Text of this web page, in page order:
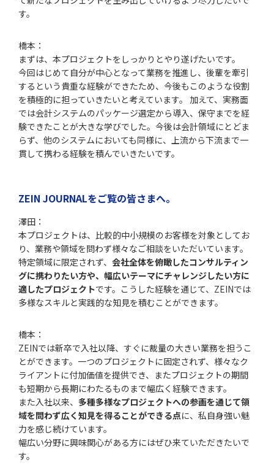
す。
橋本：
まずは、本プロジェクトをしっかりとやり遂げたいです。
今回はじめて自分が中心となって業務を推進し、後輩を牽引
するという貴重な経験ができたため、今後もこのような役割
を積極的に担っていきたいと考えています。 加えて、実務面
では会計システムのパッケージ選定から導入、保守までを経
験できたことが大きな学びでした。今後は会計領域にとどま
らず、他のシステムにおいても同様に、上流から下流まで一
貫して携わる経験を積んでいきたいです。
ZEIN JOURNALをご覧の皆さまへ。
澤田：
本プロジェクトは、比較的中小規模のお客様を対象としてお
り、業務や領域を問わず様々なご相談をいただいています。
特定領域に限定されず、 会社全体を俯瞰したコンサルティン
グに携わりたい方や、幅広いテーマにチャレンジしたい方に
適したプロジェクトです。こうした経験を通じて、ZEINでは
多様なスキルと実践的な知見を積むことができます。
橋本：
ZEINでは新卒で入社以降、すぐに裁量の大きい業務を担うこ
とができます。一つのプロジェクトに固定されず、様々なク
ライアントに付加価値を提供でき、またプロジェクトの期間
も短期から長期にわたるものまで幅広く経験できます。
また入社以来、 多種多様なプロジェクトへの参画を通じて領
域を問わず広く知見を得ることができる点に、私自身強い魅
力を感じ続けています。
幅広い分野に興味関心がある方にはぜひ来ていただきたいで
す。